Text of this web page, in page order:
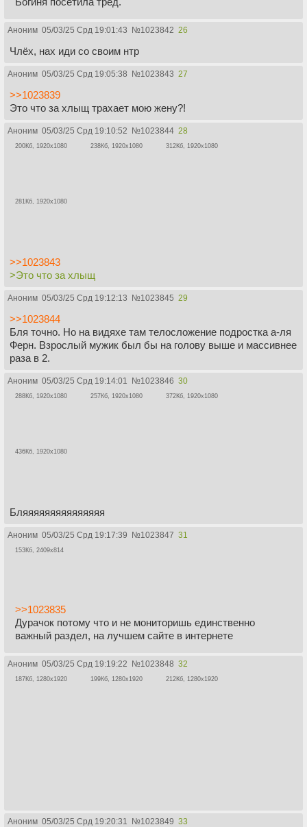
Аноним 05/03/25 Срд 19:01:43 №1023842 26
Члёх, нах иди со своим нтр
Аноним 05/03/25 Срд 19:05:38 №1023843 27
>>1023839
Это что за хлыщ трахает мою жену?!
Аноним 05/03/25 Срд 19:10:52 №1023844 28
200Кб, 1920x1080 238Кб, 1920x1080 312Кб, 1920x1080
281Кб, 1920x1080
>>1023843
>Это что за хлыщ
Аноним 05/03/25 Срд 19:12:13 №1023845 29
>>1023844
Бля точно. Но на видяхе там телосложение подростка а-ля
Ферн. Взрослый мужик был бы на голову выше и массивнее
раза в 2.
Аноним 05/03/25 Срд 19:14:01 №1023846 30
288Кб, 1920x1080 257Кб, 1920x1080 372Кб, 1920x1080
436Кб, 1920x1080
Бляяяяяяяяяяяяяяя
Аноним 05/03/25 Срд 19:17:39 №1023847 31
153Кб, 2409x814
>>1023835
Дурачок потому что и не мониторишь единственно
важный раздел, на лучшем сайте в интернете
Аноним 05/03/25 Срд 19:19:22 №1023848 32
187Кб, 1280x1920 199Кб, 1280x1920 212Кб, 1280x1920
Аноним 05/03/25 Срд 19:20:31 №1023849 33